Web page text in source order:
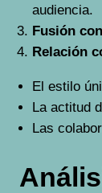
audiencia.
Fusión
Relación
El estilo
La actitud
Las